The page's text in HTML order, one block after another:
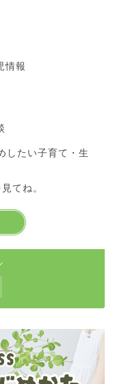
情報
したい子育て・生
てね。